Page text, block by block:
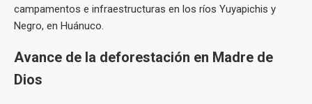
campamentos e infraestructuras en los ríos Yuyapichis y
Negro, en Huánuco.
Avance de la deforestación en Madre de
Dios